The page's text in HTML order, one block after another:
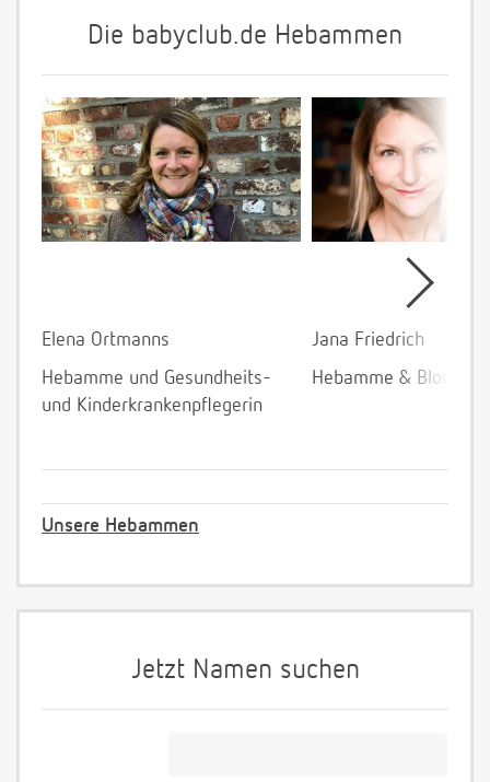
Die babyclub.de Hebammen
Elena Ortmanns
Hebamme und Gesundheits-
und Kinderkrankenpflegerin
Jana Friedrich
Hebamme &
Unsere Hebammen
Jetzt Namen suchen